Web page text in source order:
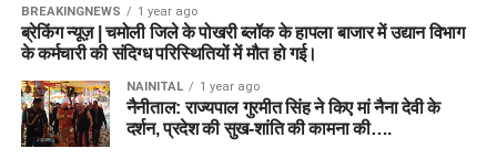
BREAKINGNEWS 1 year ago
ब्रेकिंग न्यूज़ | चमोली जिले के पोखरी ब्लॉक के हापला बाजार में उद्यान विभाग
के कर्मचारी की संदिग्ध परिस्थितियों में मौत हो गई।
NAINITAL 1 year ago
नैनीताल: राज्यपाल गुरमीत सिंह ने किए मां नैना देवी के
दर्शन, प्रदेश की सुख-शांति की कामना की….